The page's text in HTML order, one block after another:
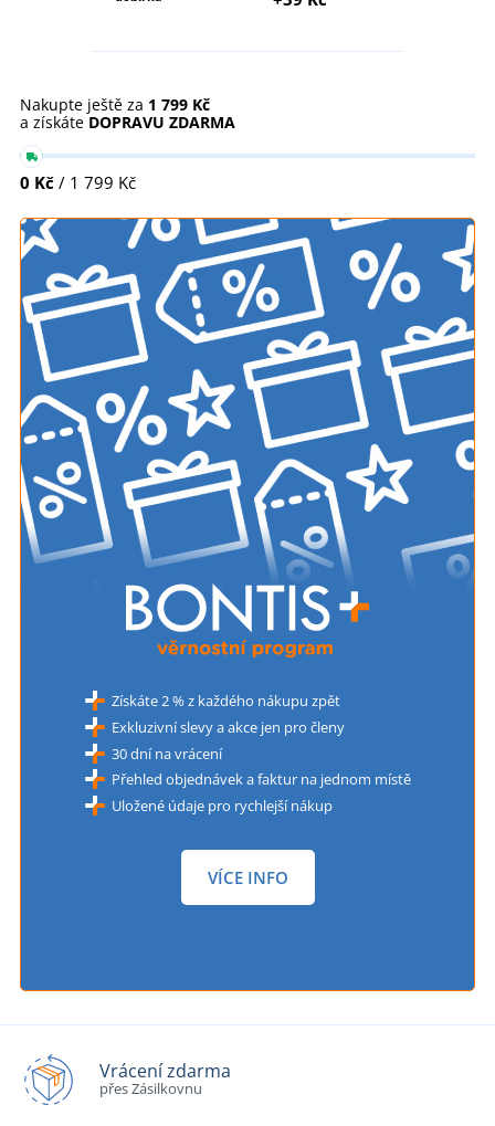
Nakupte ještě za 1 799 Kč
a získáte DOPRAVU ZDARMA
0 Kč / 1 799 Kč
Získáte 2 % z každého nákupu zpět
Exkluzivní slevy a akce jen pro členy
30 dní na vrácení
Přehled objednávek a faktur na jednom místě
Uložené údaje pro rychlejší nákup
VÍCE INFO
Vrácení zdarma
přes Zásilkovnu